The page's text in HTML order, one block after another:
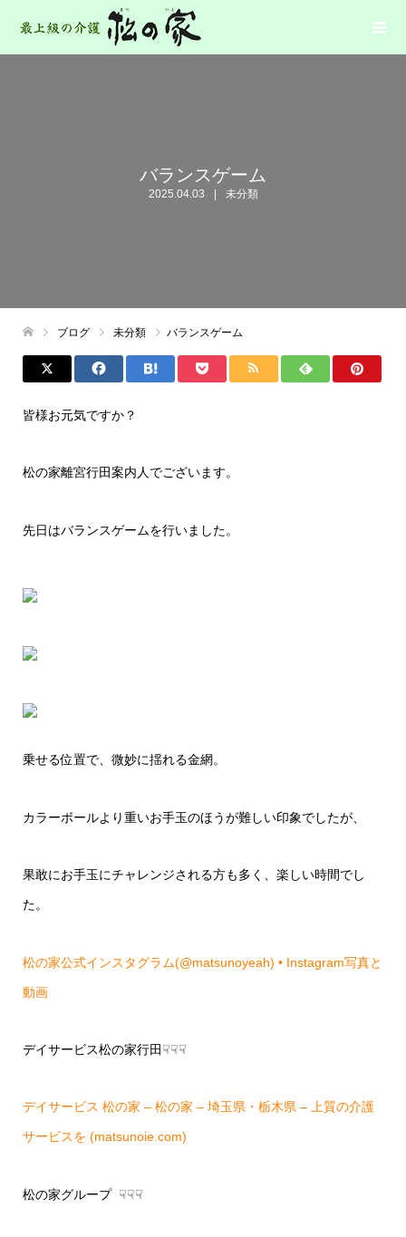
バランスゲーム
2025.04.03 未分類
ブログ 未分類 バランスゲーム
皆様お元気ですか？
松の家離宮行田案内人でございます。
先日はバランスゲームを行いました。
乗せる位置で、微妙に揺れる金網。
カラーボールより重いお手玉のほうが難しい印象でしたが、
果敢にお手玉にチャレンジされる方も多く、楽しい時間でし
た。
松の家公式インスタグラム(@matsunoyeah) • Instagram写真と
動画
デイサービス松の家行田☟☟☟
デイサービス 松の家 – 松の家 – 埼玉県・栃木県 – 上質の介護
サービスを (matsunoie.com)
松の家グループ ☟☟☟